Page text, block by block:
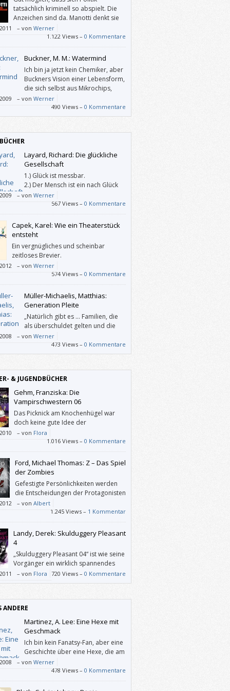
tatsächlich kriminell so abspielt. Die
Anzeichen sind da. Manotti denkt sie
zu Ende und füllt sie mit Leben.
– von Werner
1.122 Views – 0 Kommentare
Buckner, M. M.: Watermind
Ich bin ja jetzt kein Chemiker, aber
Buckners Vision einer Lebensform,
die sich selbst aus Mikrochips,
Chemikalien und Biomasse
klingt und liest sich sehr plausibel.
etwas von Menschen erst einmal als
weisen. Und schon sind wir mitten
in einer spannenden Geschichte.
– von Werner
490 Views – 0 Kommentare
Layard, Richard: Die glückliche
Gesellschaft
1.) Glück ist messbar.
2.) Der Mensch ist ein nach Glück
strebendes Tier.
glücklichste Gesellschaft ist die beste.
Gesellschaft wird nicht glücklicher
wenn wir uns nicht auf dieses Ziel
– von Werner
567 Views – 0 Kommentare
Capek, Karel: Wie ein Theaterstück
entsteht
Ein vergnügliches und scheinbar
zeitloses Brevier.
– von Werner
574 Views – 0 Kommentare
Müller-Michaelis, Matthias:
Generation Pleite
„Natürlich gibt es … Familien, die
als überschuldet gelten und die
ihren finanziellen Verpflichtungen
nachkommen können. Aber noch viel
ist die Gruppe derer, die trotz sicherer
Monat für Monat einfach nicht
mit dem Einkommen.“
– von Werner
473 Views – 0 Kommentare
& JUGENDBÜCHER
Gehm, Franziska: Die
Vampirschwestern 06
Das Picknick am Knochenhügel war
doch keine gute Idee der
Vampirschwestern Daka und Silvania.
– von Flora
1.016 Views – 0 Kommentare
Ford, Michael Thomas: Z – Das Spiel
der Zombies
Gefestigte Persönlichkeiten werden
die Entscheidungen der Protagonisten
nur selten nachvollziehen können.
ist gut beschrieben, wie ein (für
harmloses Problem durch
Tabletten, Angst vor Eltern und
zur Katastrophe heranwächst.
– von Albert
1.245 Views – 1 Kommentar
Landy, Derek: Skulduggery Pleasant
4
„Skulduggery Pleasant 04“ ist wie seine
Vorgänger ein wirklich spannendes
Buch mit viel Action, Humor und
– von Flora 720 Views – 0 Kommentare
ANDERE
Martinez, A. Lee: Eine Hexe mit
Geschmack
Ich bin kein Fanatsy-Fan, aber eine
Geschichte über eine Hexe, die am
liebsten Menschenfleisch isst, hat
Nun fand ich in “Eine Hexe mit
zwar auch zu wenig Bezugspunkte
Existenz, als dass mich der Roman zur
– von Werner
478 Views – 0 Kommentare